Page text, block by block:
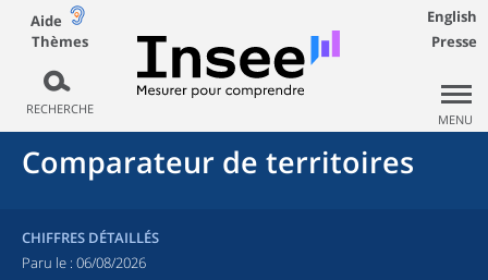
Aide
Thèmes
RECHERCHE
English
Presse
MENU
Comparateur de territoires
CHIFFRES DÉTAILLÉS
Paru le : 06/08/2026